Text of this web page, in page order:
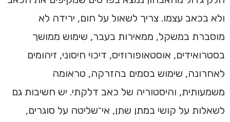
ולא בכאב עצמו. צריך לשאול על חום, ירידה לא
מוסברת במשקל, ממאירות בעבר, שימוש ממושך
בסטרואידים, אוסטאופורוזיס, דיכוי חיסוני, זיהומים
לאחרונה, שימוש בסמים בהזרקה, טראומה
משמעותית, והיסטוריה של כאב דלקתי. יש חשיבות גם
לשאלות על קושי במתן שתן, אי־שליטה על סוגרים,